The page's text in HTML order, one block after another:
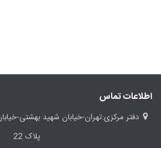
اطلاعات تماس
دفتر مرکزی:تهران-خیابان شهید بهشتی-
پلاک 22